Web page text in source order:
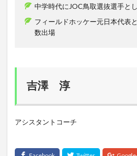
中学時代にJOC鳥取選抜選手と
フィールドホッケー元日本代表
数出場
吉澤 淳
アシスタントコーチ